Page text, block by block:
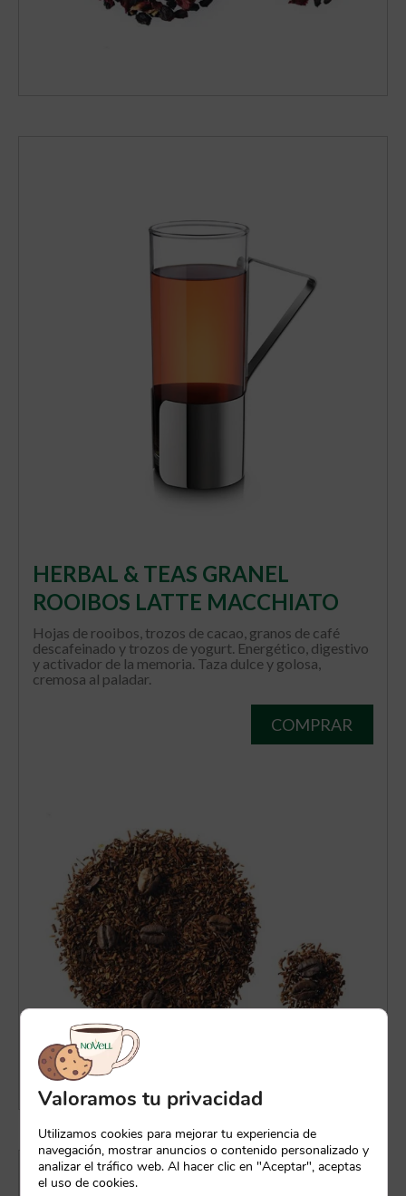
HERBAL & TEAS GRANEL
ROOIBOS LATTE MACCHIATO
Hojas de rooibos, trozos de cacao, granos de café
descafeinado y trozos de yogurt. Energético, digestivo
y activador de la memoria. Taza dulce y golosa,
cremosa al paladar.
COMPRAR
Valoramos tu privacidad
Utilizamos cookies para mejorar tu experiencia de
navegación, mostrar anuncios o contenido personalizado y
analizar el tráfico web. Al hacer clic en "Aceptar", aceptas
el uso de cookies.